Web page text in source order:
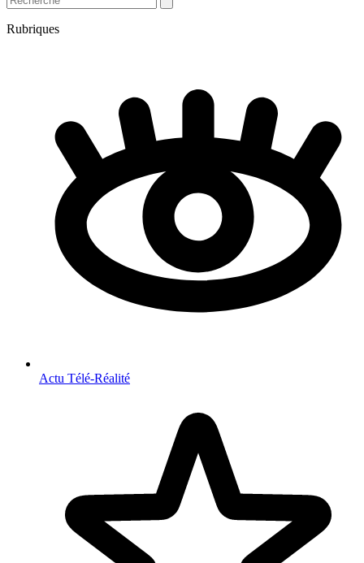
Rubriques
Actu Télé-Réalité